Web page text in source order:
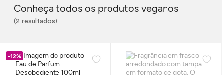
Conheça todos os produtos veganos
(2 resultados)
-12%